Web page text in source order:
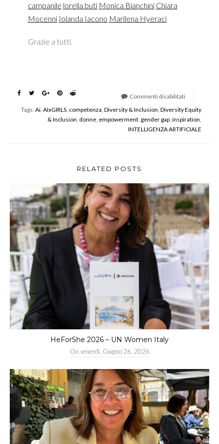
campanile lorella buti Monica Bianchini Chiara
Mocenni Iolanda Iacono Marilena Hyeraci
Grazie a tutti.
Commenti disabilitati
su
Tags:Ai, AIxGIRLS, competenza, Diversity & Inclusion, Diversity Equity
& Inclusion, donne, empowerment, gender gap, inspiration,
INTELLIGENZA ARTIFICIALE
RELATED POSTS
HeForShe 2026 – UN Women Italy
On venerdì, Giugno 26, 2026